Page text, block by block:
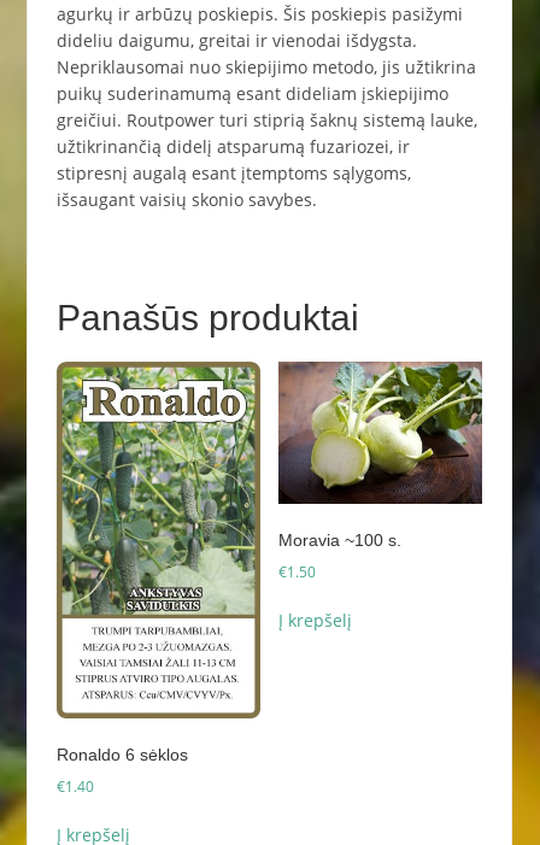
agurkų ir arbūzų poskiepis. Šis poskiepis pasižymi
dideliu daigumu, greitai ir vienodai išdygsta.
Nepriklausomai nuo skiepijimo metodo, jis užtikrina
puikų suderinamumą esant dideliam įskiepijimo
greičiui. Routpower turi stiprią šaknų sistemą lauke,
užtikrinančią didelį atsparumą fuzariozei, ir
stipresnį augalą esant įtemptoms sąlygoms,
išsaugant vaisių skonio savybes.
Panašūs produktai
Ronaldo 6 sėklos
€1.40
Į krepšelį
Moravia ~100 s.
€1.50
Į krepšelį